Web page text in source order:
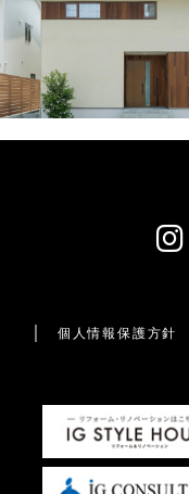
個人情報保護方針